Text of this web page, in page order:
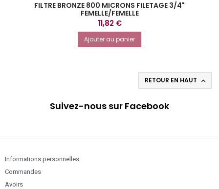
FILTRE BRONZE 800 MICRONS FILETAGE 3/4"
FEMELLE/FEMELLE
Prix
11,82 €
Ajouter au panier
RETOUR EN HAUT 
Suivez-nous sur Facebook
Informations personnelles
Commandes
Avoirs